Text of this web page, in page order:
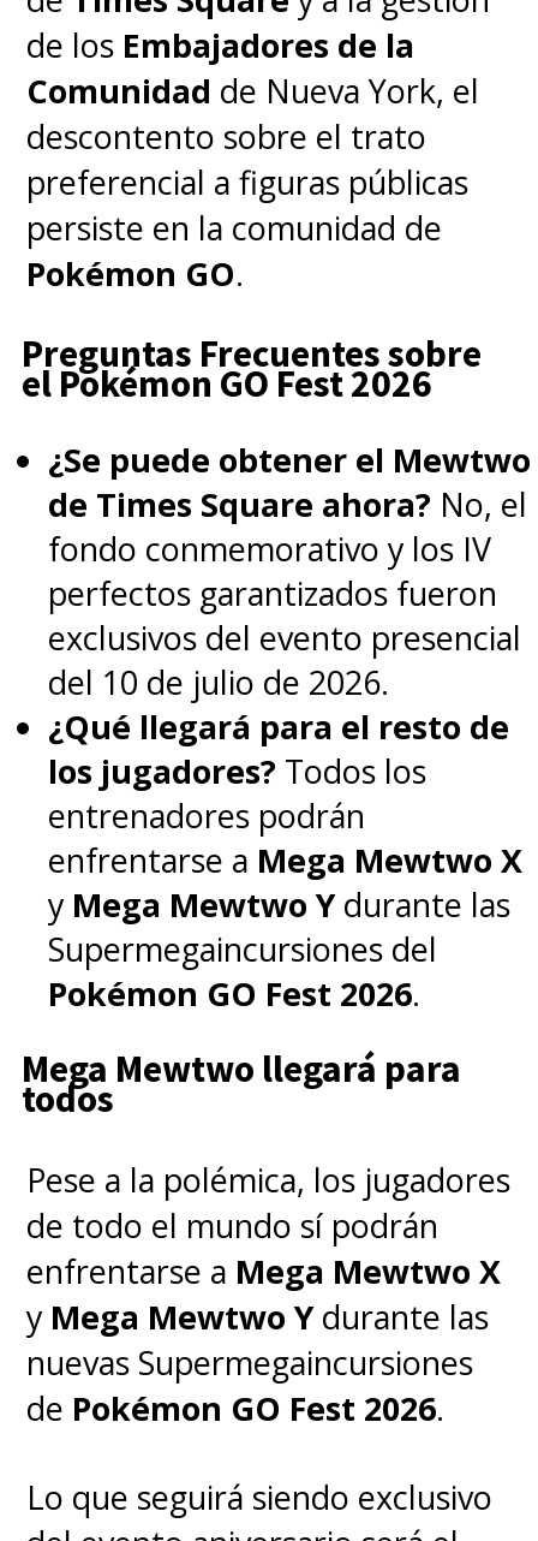
de los Embajadores de la
Comunidad de Nueva York, el
descontento sobre el trato
preferencial a figuras públicas
persiste en la comunidad de
Pokémon GO.
Preguntas Frecuentes sobre
el Pokémon GO Fest 2026
¿Se puede obtener el Mewtwo
de Times Square ahora? No, el
fondo conmemorativo y los IV
perfectos garantizados fueron
exclusivos del evento presencial
del 10 de julio de 2026.
¿Qué llegará para el resto de
los jugadores? Todos los
entrenadores podrán
enfrentarse a Mega Mewtwo X
y Mega Mewtwo Ydurante las
Supermegaincursiones del
Pokémon GO Fest 2026.
Mega Mewtwo llegará para
todos
Pese a la polémica, los jugadores
de todo el mundo sí podrán
enfrentarse a Mega Mewtwo X
y Mega Mewtwo Ydurante las
nuevas Supermegaincursiones
de Pokémon GO Fest 2026.
Lo que seguirá siendo exclusivo